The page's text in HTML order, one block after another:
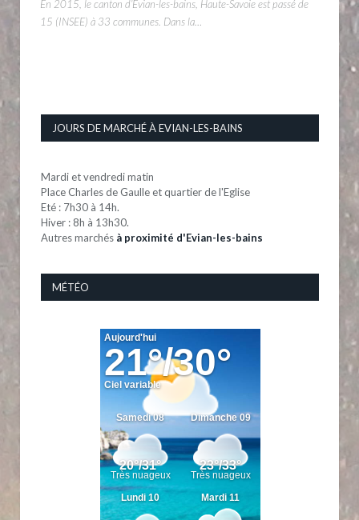
En 2015, le canton d’Evian-les-bains, Haute-Savoie est passé de
15 (INSEE) à 33 communes. Dans la…
JOURS DE MARCHÉ À EVIAN-LES-BAINS
Mardi et vendredi matin
Place Charles de Gaulle et quartier de l'Eglise
Eté : 7h30 à 14h.
Hiver : 8h à 13h30.
Autres marchés à proximité d'Evian-les-bains
MÉTÉO